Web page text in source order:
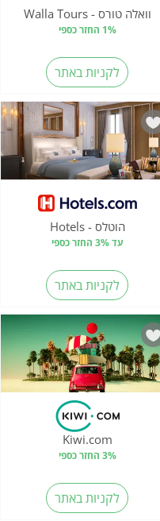
וואלה טורס - Walla Tours
1% החזר כספי
לקניות באתר
הוטלס - Hotels
עד 3% החזר כספי
לקניות באתר
Kiwi.com
3% החזר כספי
לקניות באתר